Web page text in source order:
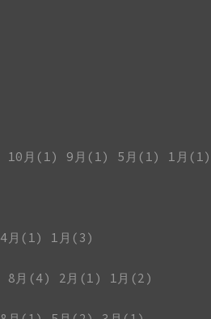
10月(1) 9月(1) 5月(1)
1月(1)
4月(1)
1月(3)
8月(4) 2月(1)
1月(2)